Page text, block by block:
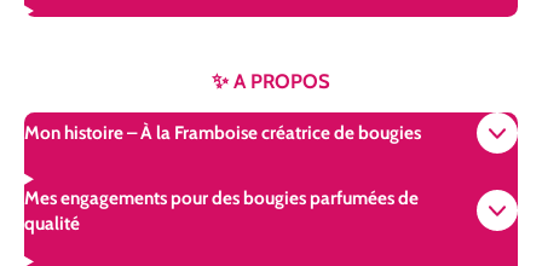
✨ A PROPOS
Mon histoire – À la Framboise créatrice de bougies
Mes engagements pour des bougies parfumées de
qualité